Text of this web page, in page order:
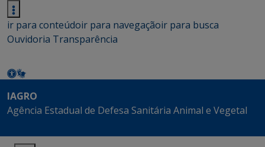
ir para conteúdoir para navegaçãoir para busca
Ouvidoria Transparência
IAGRO
Agência Estadual de Defesa Sanitária Animal e Vegetal